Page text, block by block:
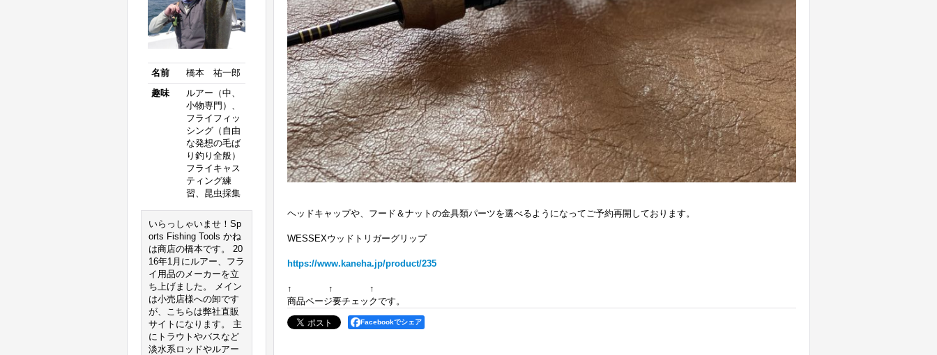
名前
橋本 祐一郎
趣味
ルアー（中、
小物専門）、
フライフィッ
シング（自由
な発想の毛ば
り釣り全般）
フライキャス
ティング練
習、昆虫採集
いらっしゃいませ！Sp
orts Fishing Tools かね
は商店の橋本です。 20
16年1月にルアー、フラ
イ用品のメーカーを立
ち上げました。 メイン
は小売店様への卸です
が、こちらは弊社直販
サイトになります。 主
にトラウトやバスなど
淡水系ロッドやルアー
ヘッドキャップや、フード＆ナットの金具類パーツを選べるようになってご予約再開しております。
WESSEXウッドトリガーグリップ
https://www.kaneha.jp/product/235
↑ ↑ ↑
商品ページ要チェックです。
Facebookでシェア